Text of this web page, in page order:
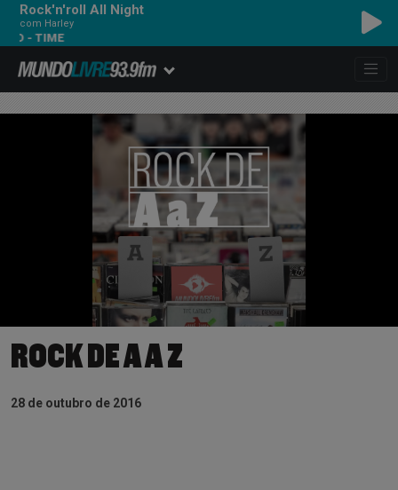
Rock'n'roll All Night
com Harley
- TIME
ROCK DE A A Z
28 de outubro de 2016